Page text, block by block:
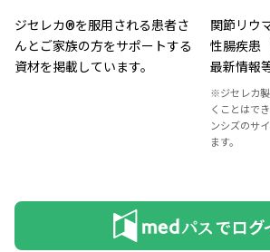
ジセレカ®を服用される患者さ
んとご家族の方をサポートする
資材を掲載しています。
関節リウ
性腸疾患
最新情報
※ジセレカ
くことはで
ンシズのサ
ます。